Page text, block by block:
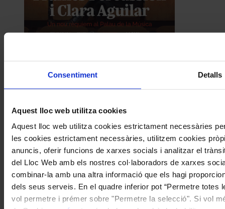
Consentiment Detalls
Aquest lloc web utilitza cookies
Aquest lloc web utilitza cookies estrictament necessàries
les cookies estrictament necessàries, utilitzem cookies
anuncis, oferir funcions de xarxes socials i analitzar el
del Lloc Web amb els nostres col·laboradors de xarxes
combinar-la amb una altra informació que els hagi
dels seus serveis. En el quadre inferior pot “Permetre totes
vol permetre i prémer sobre "Permetre la selecció". Si vol